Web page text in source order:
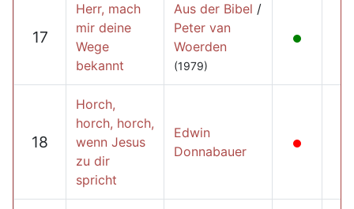
17
Herr, mach
mir deine
Wege
bekannt
Aus der Bibel /
Peter van
Woerden
(1979)
18
Horch,
horch, horch,
wenn Jesus
zu dir
spricht
Edwin
Donnabauer